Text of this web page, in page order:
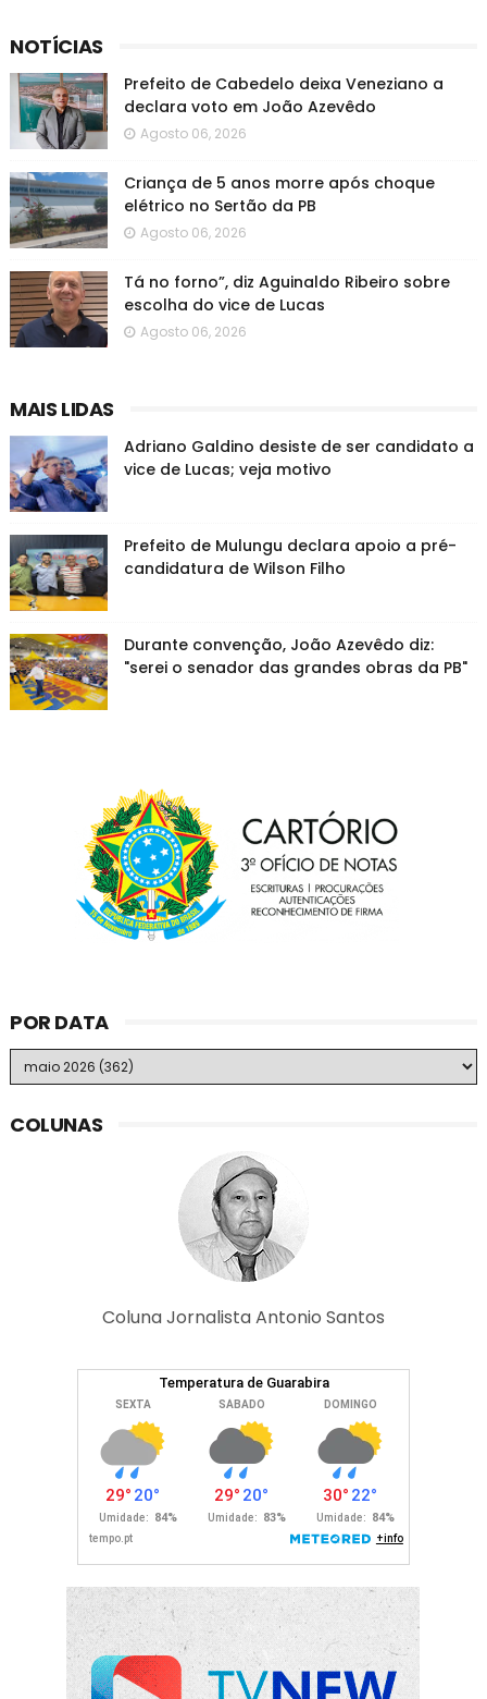
NOTÍCIAS
Prefeito de Cabedelo deixa Veneziano a
declara voto em João Azevêdo
Agosto 06, 2026
Criança de 5 anos morre após choque
elétrico no Sertão da PB
Agosto 06, 2026
Tá no forno”, diz Aguinaldo Ribeiro sobre
escolha do vice de Lucas
Agosto 06, 2026
MAIS LIDAS
Adriano Galdino desiste de ser candidato a
vice de Lucas; veja motivo
Prefeito de Mulungu declara apoio a pré-
candidatura de Wilson Filho
Durante convenção, João Azevêdo diz:
"serei o senador das grandes obras da PB"
POR DATA
COLUNAS
Coluna Jornalista Antonio Santos